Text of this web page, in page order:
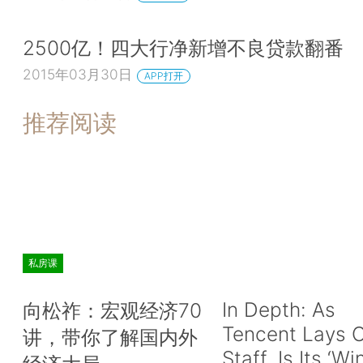
2500亿！四大行净新增不良贷款翻番
2015年03月30日 APP打开
推荐阅读
私房课
向松祚：宏观经济70
讲，带你了解国内外
In Depth: As
Tencent Lays
Staff, Is Its